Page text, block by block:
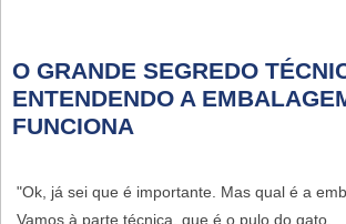
O GRANDE SEGREDO
ENTENDENDO A
FUNCIONA
"Ok, já sei que é importante. Mas qual é a
Vamos à parte técnica, que é o pulo do gato.